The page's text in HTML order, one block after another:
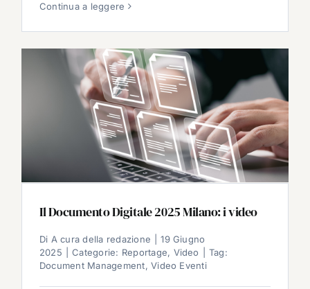
Continua a leggere
Il Documento Digitale 2025 Milano: i video
Di A cura della redazione
19 Giugno
2025
Categorie: Reportage, Video
Tag:
Document Management,Video Eventi